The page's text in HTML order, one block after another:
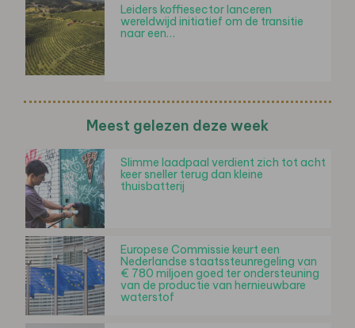
Leiders koffiesector lanceren
wereldwijd initiatief om de transitie
naar een…
Meest gelezen deze week
Slimme laadpaal verdient zich tot acht
keer sneller terug dan kleine
thuisbatterij
Europese Commissie keurt een
Nederlandse staatssteunregeling van
€ 780 miljoen goed ter ondersteuning
van de productie van hernieuwbare
waterstof